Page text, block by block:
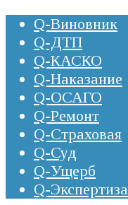
Q-Виновник
Q-ДТП
Q-КАСКО
Q-Наказание
Q-ОСАГО
Q-Ремонт
Q-Страховая
Q-Суд
Q-Ущерб
Q-Экспертиза